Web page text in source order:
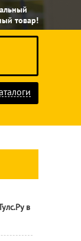
товар!
в